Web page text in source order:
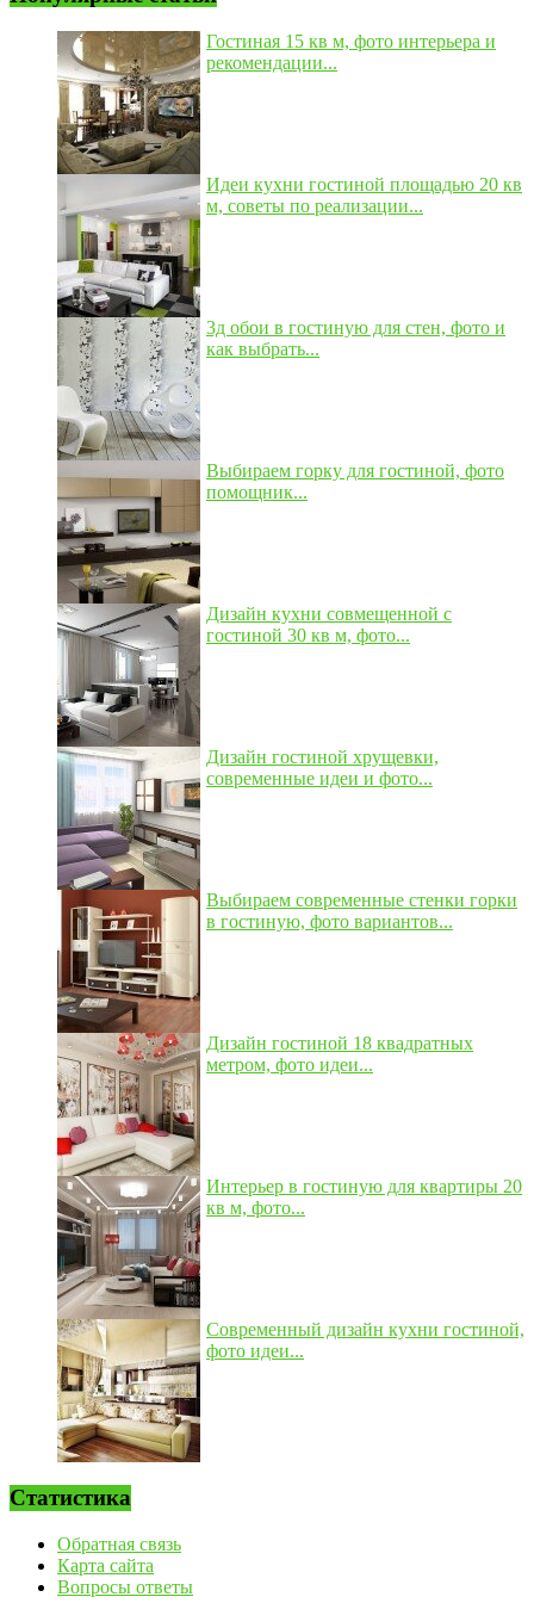
Гостиная 15 кв м, фото интерьера и
рекомендации...
Идеи кухни гостиной площадью 20 кв
м, советы по реализации...
3д обои в гостиную для стен, фото и
как выбрать...
Выбираем горку для гостиной, фото
помощник...
Дизайн кухни совмещенной с
гостиной 30 кв м, фото...
Дизайн гостиной хрущевки,
современные идеи и фото...
Выбираем современные стенки горки
в гостиную, фото вариантов...
Дизайн гостиной 18 квадратных
метром, фото идеи...
Интерьер в гостиную для квартиры 20
кв м, фото...
Современный дизайн кухни гостиной,
фото идеи...
Статистика
Обратная связь
Карта сайта
Вопросы ответы